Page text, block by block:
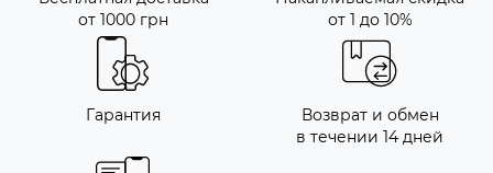
от 1000 грн
от 1 до 10%
Гарантия
Возврат и обмен
в течении 14 дней